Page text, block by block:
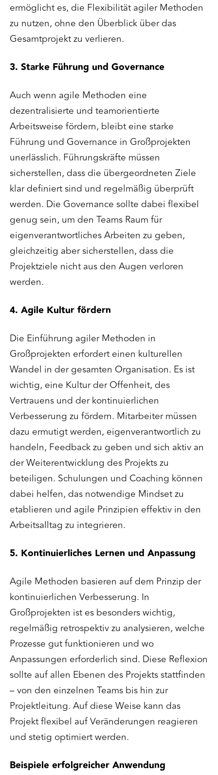
ermöglicht es, die Flexibilität agiler Methoden
zu nutzen, ohne den Überblick über das
Gesamtprojekt zu verlieren.
3. Starke Führung und Governance
Auch wenn agile Methoden eine
dezentralisierte und teamorientierte
Arbeitsweise fördern, bleibt eine starke
Führung und Governance in Großprojekten
unerlässlich. Führungskräfte müssen
sicherstellen, dass die übergeordneten Ziele
klar definiert sind und regelmäßig überprüft
werden. Die Governance sollte dabei flexibel
genug sein, um den Teams Raum für
eigenverantwortliches Arbeiten zu geben,
gleichzeitig aber sicherstellen, dass die
Projektziele nicht aus den Augen verloren
werden.
4. Agile Kultur fördern
Die Einführung agiler Methoden in
Großprojekten erfordert einen kulturellen
Wandel in der gesamten Organisation. Es ist
wichtig, eine Kultur der Offenheit, des
Vertrauens und der kontinuierlichen
Verbesserung zu fördern. Mitarbeiter müssen
dazu ermutigt werden, eigenverantwortlich zu
handeln, Feedback zu geben und sich aktiv an
der Weiterentwicklung des Projekts zu
beteiligen. Schulungen und Coaching können
dabei helfen, das notwendige Mindset zu
etablieren und agile Prinzipien effektiv in den
Arbeitsalltag zu integrieren.
5. Kontinuierliches Lernen und Anpassung
Agile Methoden basieren auf dem Prinzip der
kontinuierlichen Verbesserung. In
Großprojekten ist es besonders wichtig,
regelmäßig retrospektiv zu analysieren, welche
Prozesse gut funktionieren und wo
Anpassungen erforderlich sind. Diese Reflexion
sollte auf allen Ebenen des Projekts stattfinden
– von den einzelnen Teams bis hin zur
Projektleitung. Auf diese Weise kann das
Projekt flexibel auf Veränderungen reagieren
und stetig optimiert werden.
Beispiele erfolgreicher Anwendung